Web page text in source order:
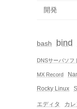
開発
bash bind
DNSサーバソフ
MX Record
Rocky Linux
エディタ カ